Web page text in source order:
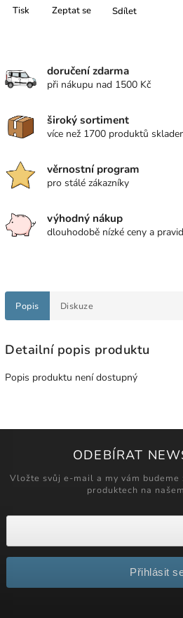
Tisk Zeptat se Sdílet
doručení zdarma
při nákupu nad 1500 Kč
široký sortiment
více než 1700 produktů
věrnostní program
pro stálé zákazníky
výhodný nákup
dlouhodobě nízké ceny a
Popis Diskuze
Detailní popis produktu
Popis produktu není dostupný
ODEBÍRAT
Vložte svůj e-mail a my vám
produktech na
Přihlásit